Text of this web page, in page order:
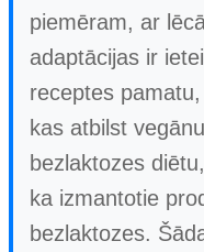
piemēram, ar
adaptācijas ir
receptes
kas atbilst
bezlaktozes
ka izmantotie
bezlaktozes.